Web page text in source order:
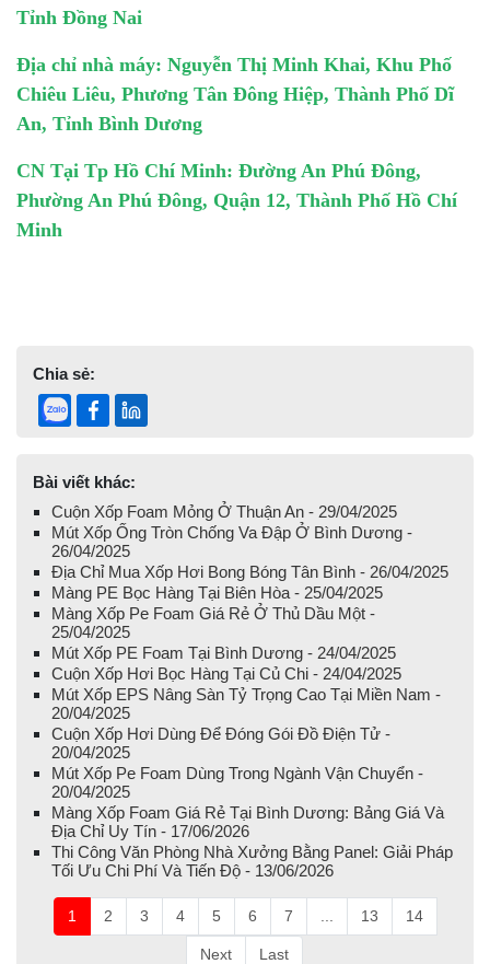
Tỉnh Đồng Nai
Địa chỉ nhà máy: Nguyễn Thị Minh Khai, Khu Phố
Chiêu Liêu, Phương Tân Đông Hiệp, Thành Phố Dĩ
An, Tỉnh Bình Dương
CN Tại Tp Hồ Chí Minh: Đường An Phú Đông,
Phường An Phú Đông, Quận 12, Thành Phố Hồ Chí
Minh
Chia sẻ:
Bài viết khác:
Cuộn Xốp Foam Mỏng Ở Thuận An - 29/04/2025
Mút Xốp Ống Tròn Chống Va Đập Ở Bình Dương -
26/04/2025
Địa Chỉ Mua Xốp Hơi Bong Bóng Tân Bình - 26/04/2025
Màng PE Bọc Hàng Tại Biên Hòa - 25/04/2025
Màng Xốp Pe Foam Giá Rẻ Ở Thủ Dầu Một -
25/04/2025
Mút Xốp PE Foam Tại Bình Dương - 24/04/2025
Cuộn Xốp Hơi Bọc Hàng Tại Củ Chi - 24/04/2025
Mút Xốp EPS Nâng Sàn Tỷ Trọng Cao Tại Miền Nam -
20/04/2025
Cuộn Xốp Hơi Dùng Để Đóng Gói Đồ Điện Tử -
20/04/2025
Mút Xốp Pe Foam Dùng Trong Ngành Vận Chuyển -
20/04/2025
Màng Xốp Foam Giá Rẻ Tại Bình Dương: Bảng Giá Và
Địa Chỉ Uy Tín - 17/06/2026
Thi Công Văn Phòng Nhà Xưởng Bằng Panel: Giải Pháp
Tối Ưu Chi Phí Và Tiến Độ - 13/06/2026
1 2 3 4 5 6 7 13 14
Next Last